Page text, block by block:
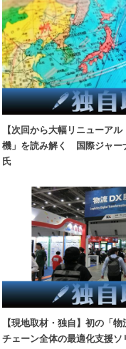
【次回から大幅リニューア
機」を読み解く 国際ジャー
氏
【現地取材・独自】初の「
チェーン全体の最適化支援ソ